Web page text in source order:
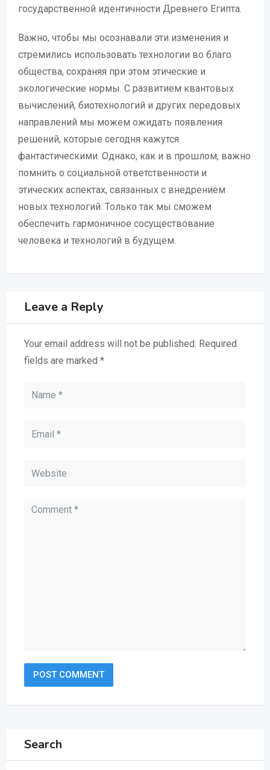
государственной идентичности Древнего Египта.
Важно, чтобы мы осознавали эти изменения и
стремились использовать технологии во благо
общества, сохраняя при этом этические и
экологические нормы. С развитием квантовых
вычислений, биотехнологий и других передовых
направлений мы можем ожидать появления
решений, которые сегодня кажутся
фантастическими. Однако, как и в прошлом, важно
помнить о социальной ответственности и
этических аспектах, связанных с внедрением
новых технологий. Только так мы сможем
обеспечить гармоничное сосуществование
человека и технологий в будущем.
Leave a Reply
Your email address will not be published. Required
fields are marked *
Search